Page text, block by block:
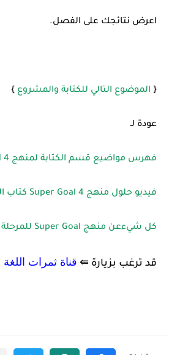
اعرض نتائجك على الفصل.
{ الموضوع التالي للكتابة والمشروع }
عودة لـ
فهرس مواضيع قسم الكتابة لمنهج 4 Super Goal
فيديو حلول منهج Super Goal 4 كتاب الطالب
كل شيءعن منهج Super Goal للمرحلة المتوسطة
قد ترغب بزيارة ⇚ قناة ثمرات اللغة